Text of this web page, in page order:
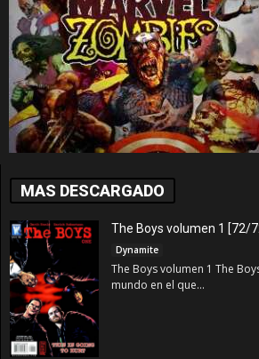
MAS DESCARGADO
The Boys volumen 1 [72/
Dynamite
The Boys volumen 1 The
mundo en el que...